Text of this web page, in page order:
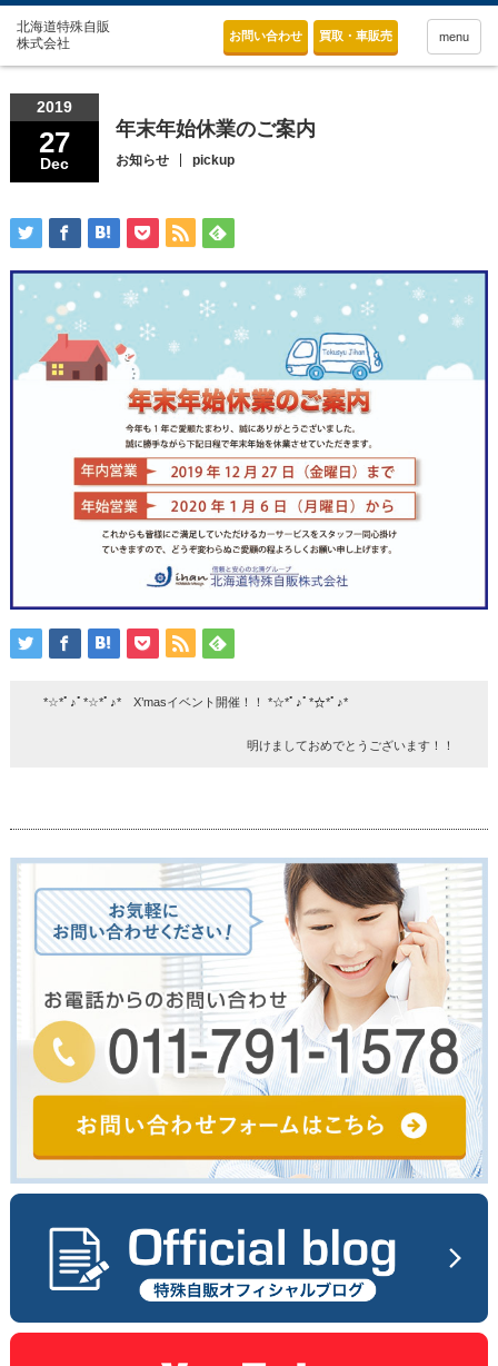
お問い合わせ 買取・車販売 menu
2019
27
Dec
年末年始休業のご案内
お知らせ pickup
*☆*ﾟ♪ﾟ*☆*ﾟ♪* X’masイベント開催！！ *☆*ﾟ♪ﾟ*☆*ﾟ♪*
明けましておめでとうございます！！